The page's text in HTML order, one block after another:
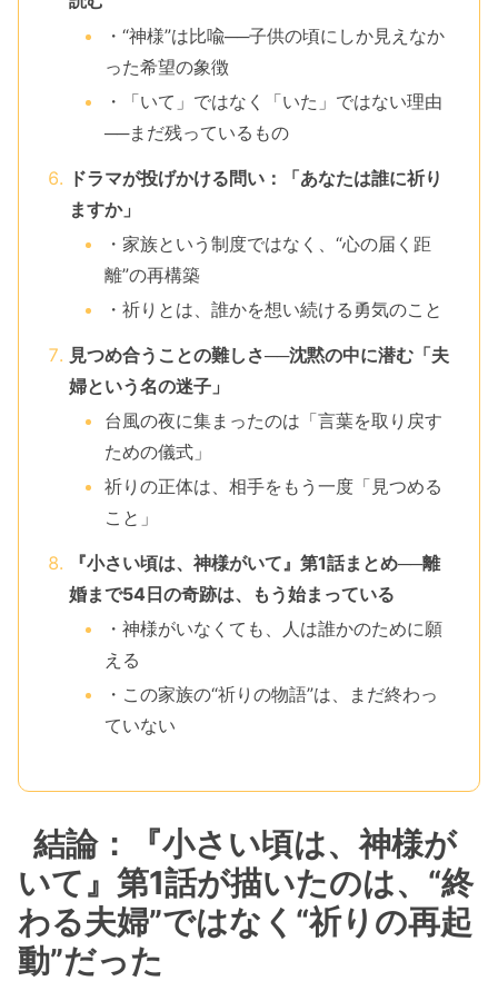
・“神様”は比喩──子供の頃にしか見えなか
った希望の象徴
・「いて」ではなく「いた」ではない理由
──まだ残っているもの
ドラマが投げかける問い：「あなたは誰に祈り
ますか」
・家族という制度ではなく、“心の届く距
離”の再構築
・祈りとは、誰かを想い続ける勇気のこと
見つめ合うことの難しさ──沈黙の中に潜む「夫
婦という名の迷子」
台風の夜に集まったのは「言葉を取り戻す
ための儀式」
祈りの正体は、相手をもう一度「見つめる
こと」
『小さい頃は、神様がいて』第1話まとめ──離
婚まで54日の奇跡は、もう始まっている
・神様がいなくても、人は誰かのために願
える
・この家族の“祈りの物語”は、まだ終わっ
ていない
結論：『小さい頃は、神様が
いて』第1話が描いたのは、“終
わる夫婦”ではなく“祈りの再起
動”だった